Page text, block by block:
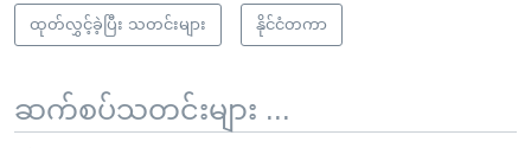
ထုတ်လွှင့်ခဲ့ပြီး သတင်းများ နိုင်ငံတကာ
ဆက်စပ်သတင်းများ ...